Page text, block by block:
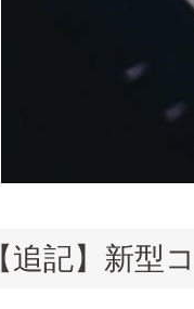
【追記】新型